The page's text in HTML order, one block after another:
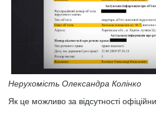
Нерухомість Олександра Колінко
Як це можливо за відсутності